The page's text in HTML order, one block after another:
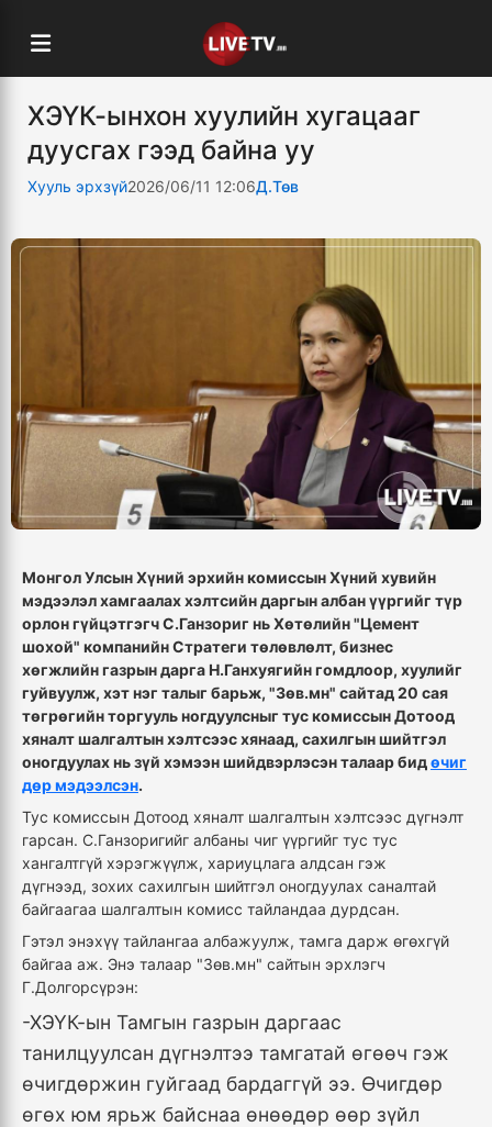
ХЭҮК-ынхон хуулийн хугацааг
дуусгах гээд байна уу
Хууль эрхзүй2026/06/11 12:06Д.Төв
Монгол Улсын Хүний эрхийн комиссын Хүний хувийн
мэдээлэл хамгаалах хэлтсийн даргын албан үүргийг түр
орлон гүйцэтгэгч С.Ганзориг нь Хөтөлийн "Цемент
шохой" компанийн Стратеги төлөвлөлт, бизнес
хөгжлийн газрын дарга Н.Ганхуягийн гомдлоор, хуулийг
гуйвуулж, хэт нэг талыг барьж, "Зөв.мн" сайтад 20 сая
төгрөгийн торгууль ногдуулсныг тус комиссынДотоод
хяналт шалгалтын хэлтсээс хянаад, сахилгын шийтгэл
оногдуулах нь зүй хэмээн шийдвэрлэсэн талаар бидөчиг
дөр мэдээлсэн.
Тус комиссын Дотоод хяналт шалгалтын хэлтсээс дүгнэлт
гарсан. С.Ганзоригийг албаны чиг үүргийг тус тус
хангалтгүй хэрэгжүүлж, хариуцлага алдсан гэж
дүгнээд, зохих сахилгын шийтгэл оногдуулах саналтай
байгаагаа шалгалтын комисс тайландаа дурдсан.
Гэтэл энэхүү тайлангаа албажуулж, тамга дарж өгөхгүй
байгаа аж. Энэ талаар "Зөв.мн" сайтын эрхлэгч
Г.Долгорсүрэн:
-ХЭҮК-ын Тамгын газрын даргаас
танилцуулсан дүгнэлтээ тамгатай өгөөч гэж
өчигдөржин гуйгаад бардаггүй ээ. Өчигдөр
өгөх юм ярьж байснаа өнөөдөр өөр зүйл